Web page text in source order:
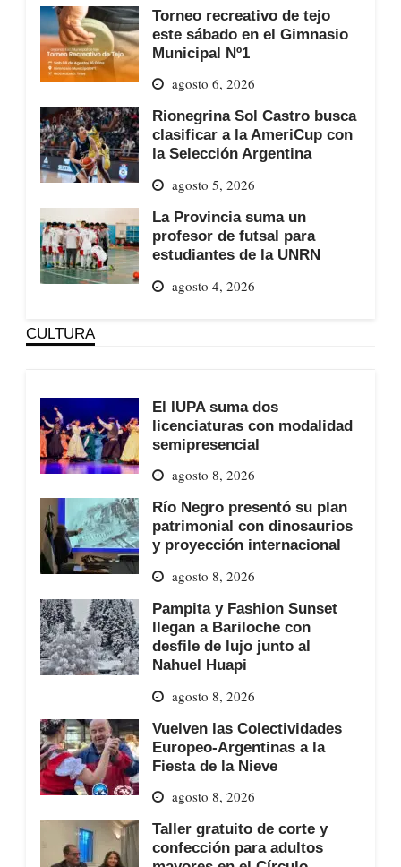
Torneo recreativo de tejo
este sábado en el Gimnasio
Municipal Nº1
agosto 6, 2026
Rionegrina Sol Castro busca
clasificar a la AmeriCup con
la Selección Argentina
agosto 5, 2026
La Provincia suma un
profesor de futsal para
estudiantes de la UNRN
agosto 4, 2026
CULTURA
El IUPA suma dos
licenciaturas con modalidad
semipresencial
agosto 8, 2026
Río Negro presentó su plan
patrimonial con dinosaurios
y proyección internacional
agosto 8, 2026
Pampita y Fashion Sunset
llegan a Bariloche con
desfile de lujo junto al
Nahuel Huapi
agosto 8, 2026
Vuelven las Colectividades
Europeo-Argentinas a la
Fiesta de la Nieve
agosto 8, 2026
Taller gratuito de corte y
confección para adultos